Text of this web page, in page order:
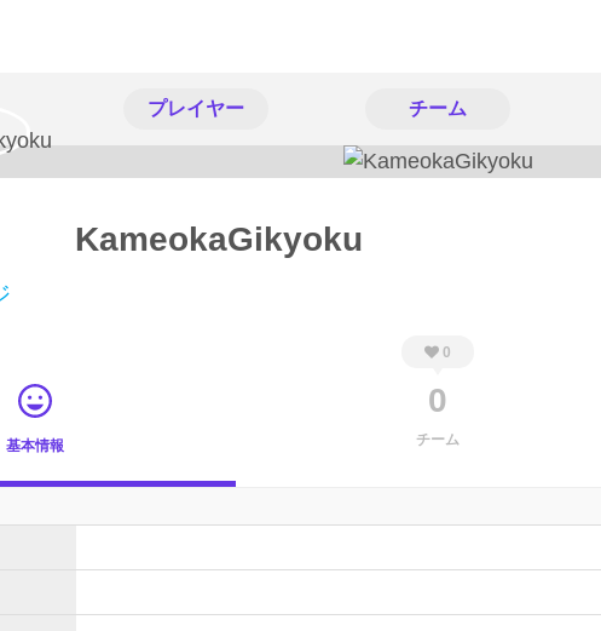
プレイヤー チーム
KameokaGikyoku
基本情報
0
0
チーム